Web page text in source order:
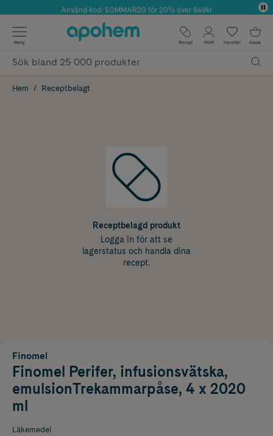
Årets Butik 2025 inom Skönhet
Använd kod: SOMMAR20 för 20% över 649kr
✓ Fri frakt
✓ Poäng på alla köp*
Meny Recept Profil Favoriter Kassa
Hem Receptbelagt
Receptbelagd produkt
Logga in för att se
lagerstatus och handla dina
recept.
Finomel
Finomel Perifer, infusionsvätska,
emulsionTrekammarpåse, 4 x 2020
ml
Läkemedel